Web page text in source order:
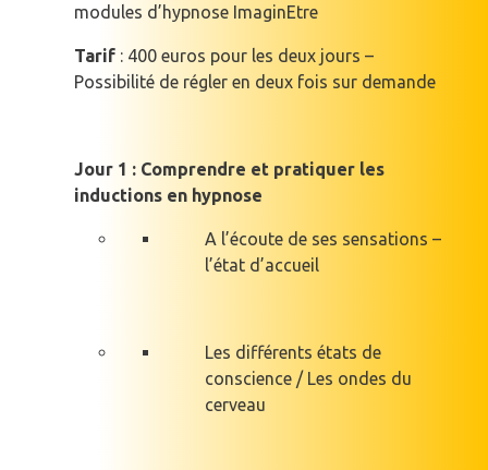
modules d’hypnose ImaginEtre
Tarif : 400 euros pour les deux jours –
Possibilité de régler en deux fois sur demande
Jour 1 : Comprendre et pratiquer les
inductions en hypnose
A l’écoute de ses sensations –
l’état d’accueil
Les différents états de
conscience / Les ondes du
cerveau